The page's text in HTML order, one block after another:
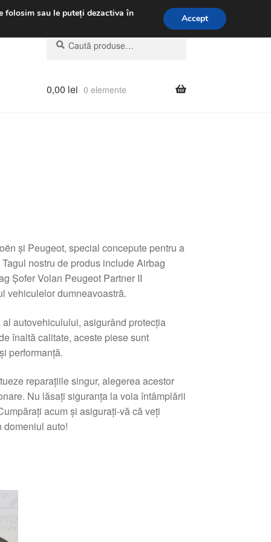
031 229 6816
Caută
după:
Caută
0,00 lei 0 elemente
și Peugeot, special concepute pentru a
nostru de produs include Airbag
Șofer Volan Peugeot Partner II
vehiculelor dumneavoastră.
autovehiculului, asigurând protecția
înaltă calitate, aceste piese sunt
performanță.
reparațiile singur, alegerea acestor
Nu lăsați siguranța la voia întâmplării
acum și asigurați-vă că veți
domeniul auto!
folosim sau le puteți dezactiva în Accept